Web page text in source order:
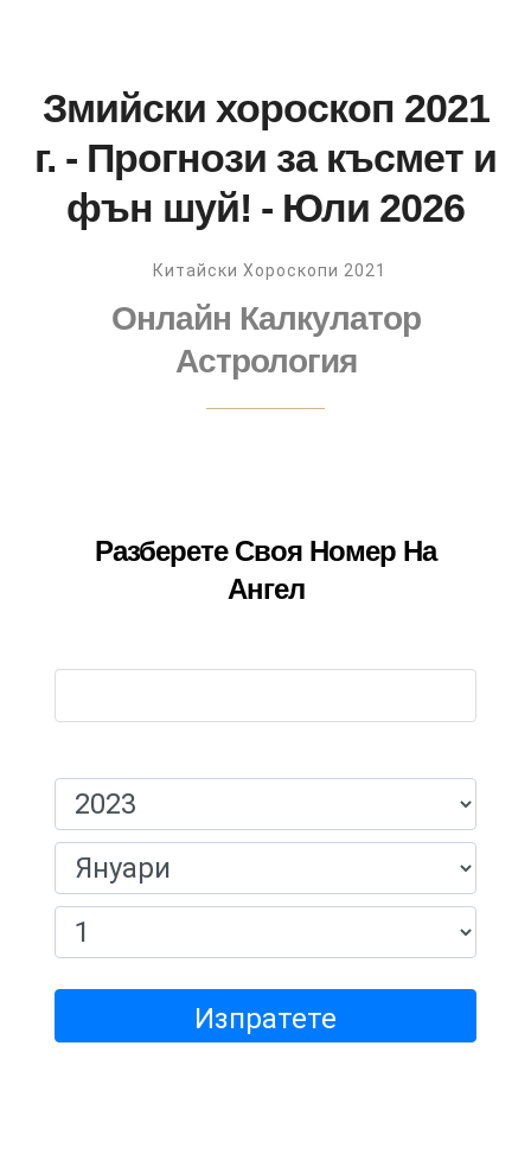
Змийски хороскоп 2021
г. - Прогнози за късмет и
фън шуй! - Юли 2026
Китайски Хороскопи 2021
Онлайн Калкулатор
Астрология
Разберете Своя Номер На
Ангел
Изпратете